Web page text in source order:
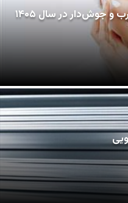
جوش‌دار در سال ۱۴۰۵